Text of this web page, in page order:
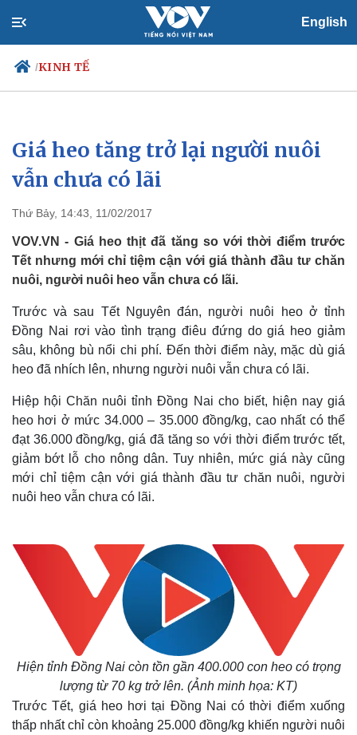
English
/KINH TẾ
Chính trị
Đảng
Tổ chức nhân sự
Nhận diện sự thật
Xã hội
Việc làm
Biển đảo
Giá heo tăng trở lại người nuôi
vẫn chưa có lãi
Thứ Bảy, 14:43, 11/02/2017
VOV.VN - Giá heo thịt đã tăng so với thời điểm trước
Tết nhưng mới chỉ tiệm cận với giá thành đầu tư chăn
nuôi, người nuôi heo vẫn chưa có lãi.
Trước và sau Tết Nguyên đán, người nuôi heo ở tỉnh
Đồng Nai rơi vào tình trạng điêu đứng do giá heo giảm
sâu, không bù nổi chi phí. Đến thời điểm này, mặc dù giá
heo đã nhích lên, nhưng người nuôi vẫn chưa có lãi.
Hiệp hội Chăn nuôi tỉnh Đồng Nai cho biết, hiện nay giá
heo hơi ở mức 34.000 – 35.000 đồng/kg, cao nhất có thể
đạt 36.000 đồng/kg, giá đã tăng so với thời điểm trước tết,
giảm bớt lỗ cho nông dân. Tuy nhiên, mức giá này cũng
mới chỉ tiệm cận với giá thành đầu tư chăn nuôi, người
nuôi heo vẫn chưa có lãi.
Hiện tỉnh Đồng Nai còn tồn gần 400.000 con heo có trọng
lượng từ 70 kg trở lên. (Ảnh minh họa: KT)
Trước Tết, giá heo hơi tại Đồng Nai có thời điểm xuống
thấp nhất chỉ còn khoảng 25.000 đồng/kg khiến người nuôi